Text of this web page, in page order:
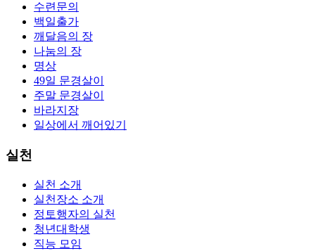
수련문의
백일출가
깨달음의 장
나눔의 장
명상
49일 문경살이
주말 문경살이
바라지장
일상에서 깨어있기
실천
실천 소개
실천장소 소개
정토행자의 실천
청년대학생
직능 모임